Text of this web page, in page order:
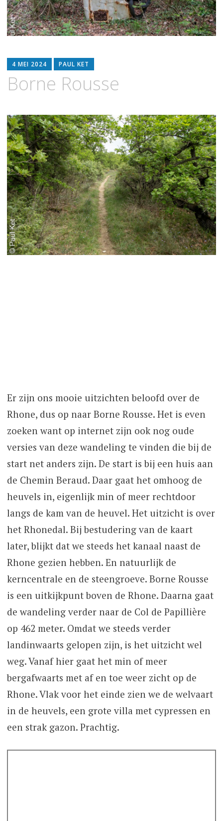
4 MEI 2024 PAUL KET
Borne Rousse
Er zijn ons mooie uitzichten beloofd over de
Rhone, dus op naar Borne Rousse. Het is even
zoeken want op internet zijn ook nog oude
versies van deze wandeling te vinden die bij de
start net anders zijn. De start is bij een huis aan
de Chemin Beraud. Daar gaat het omhoog de
heuvels in, eigenlijk min of meer rechtdoor
langs de kam van de heuvel. Het uitzicht is over
het Rhonedal. Bij bestudering van de kaart
later, blijkt dat we steeds het kanaal naast de
Rhone gezien hebben. En natuurlijk de
kerncentrale en de steengroeve. Borne Rousse
is een uitkijkpunt boven de Rhone. Daarna gaat
de wandeling verder naar de Col de Papillière
op 462 meter. Omdat we steeds verder
landinwaarts gelopen zijn, is het uitzicht wel
weg. Vanaf hier gaat het min of meer
bergafwaarts met af en toe weer zicht op de
Rhone. Vlak voor het einde zien we de welvaart
in de heuvels, een grote villa met cypressen en
een strak gazon. Prachtig.